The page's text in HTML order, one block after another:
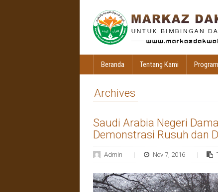
Beranda Tentang Kami Program
Archives
Saudi Arabia Negeri
Demonstrasi Rusuh dan
Admin Nov 7, 2016